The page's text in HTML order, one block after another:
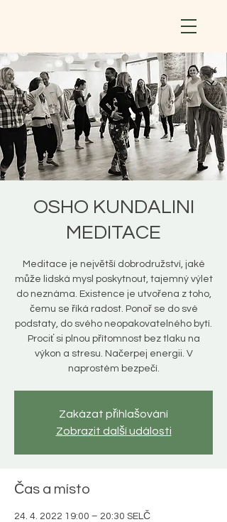
OSHO KUNDALINI
MEDITACE
Meditace je největší dobrodružství, jaké
může lidská mysl poskytnout, tajemný výlet
do neznáma. Existence je utvořena z toho,
čemu se říká radost. Ponoř se do své
podstaty, do svého neopakovatelného bytí.
Prociť si plnou přítomnost bez tlaku na
výkon a stresu. Načerpej energii. V
naprostém bezpečí.
Zakázat přihlašování
Zobrazit další události
Čas a místo
24. 4. 2022 19:00 – 20:30 SELČ